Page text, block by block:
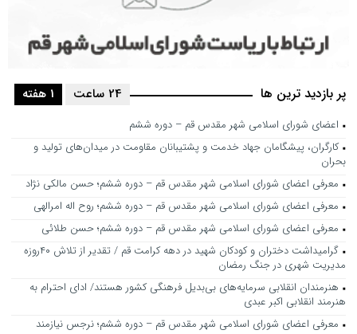
پر بازدید ترین ها 1 هفته 24 ساعت
اعضای شورای اسلامی شهر مقدس قم – دوره ششم
کارگران، پیشگامان جهاد خدمت و پشتیبانان مقاومت در میدان‌های تولید و
بحران
معرفی اعضای شورای اسلامی شهر مقدس قم – دوره ششم؛ حسن مالکی نژاد
معرفی اعضای شورای اسلامی شهر مقدس قم – دوره ششم؛ روح اله امرالهی
معرفی اعضای شورای اسلامی شهر مقدس قم – دوره ششم؛ حسن طلائی
گرامیداشت دختران و کودکان شهید در دهه کرامت قم / تقدیر از تلاش ۴۰روزه
مدیریت شهری در جنگ رمضان
هنرمندان انقلابی سرمایه‌های بی‌بدیل فرهنگی کشور هستند/ ادای احترام به
هنرمند انقلابی اکبر عبدی
معرفی اعضای شورای اسلامی شهر مقدس قم – دوره ششم؛ نرجس نیازمند